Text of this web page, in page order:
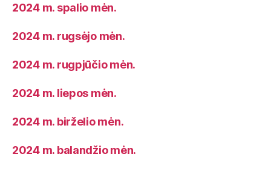
2024 m. spalio mėn.
2024 m. rugsėjo mėn.
2024 m. rugpjūčio mėn.
2024 m. liepos mėn.
2024 m. birželio mėn.
2024 m. balandžio mėn.